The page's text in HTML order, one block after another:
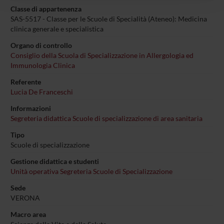
raccolto dal tuo utilizzo dei loro servizi.
Classe di appartenenza
SAS-5517 - Classe per le Scuole di Specialità (Ateneo): Medicina
clinica generale e specialistica
Organo di controllo
Consiglio della Scuola di Specializzazione in Allergologia ed
Immunologia Clinica
Referente
Lucia De Franceschi
Informazioni
Segreteria didattica Scuole di specializzazione di area sanitaria
Tipo
Scuole di specializzazione
Gestione didattica e studenti
Unità operativa Segreteria Scuole di Specializzazione
Sede
VERONA
Macro area